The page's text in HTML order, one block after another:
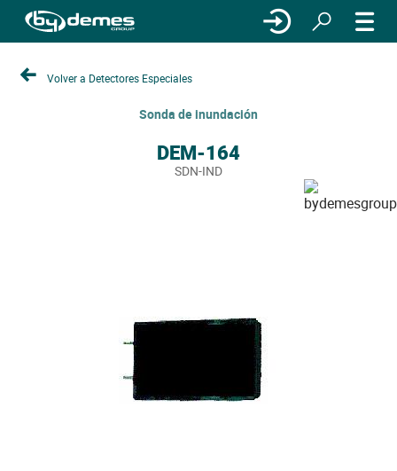
Volver a Detectores Especiales
Sonda de inundación
DEM-164
SDN-IND